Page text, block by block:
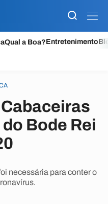
Qual a Boa?Entretenimento
Bode Rei
necessária para conter o